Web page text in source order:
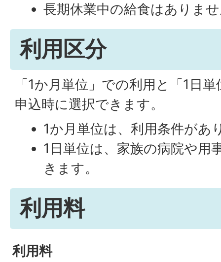
長期休業中の給食はありま
利用区分
「1か月単位」での利用と「1日
申込時に選択できます。
1か月単位は、利用条件があ
1日単位は、家族の病院や用
きます。
利用料
利用料